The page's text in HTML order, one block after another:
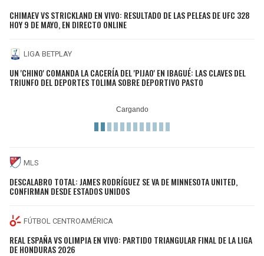
CHIMAEV VS STRICKLAND EN VIVO: RESULTADO DE LAS PELEAS DE UFC 328
HOY 9 DE MAYO, EN DIRECTO ONLINE
LIGA BETPLAY
UN 'CHINO' COMANDA LA CACERÍA DEL 'PIJAO' EN IBAGUÉ: LAS CLAVES DEL
TRIUNFO DEL DEPORTES TOLIMA SOBRE DEPORTIVO PASTO
MLS
DESCALABRO TOTAL: JAMES RODRÍGUEZ SE VA DE MINNESOTA UNITED,
CONFIRMAN DESDE ESTADOS UNIDOS
FÚTBOL CENTROAMÉRICA
REAL ESPAÑA VS OLIMPIA EN VIVO: PARTIDO TRIANGULAR FINAL DE LA LIGA
DE HONDURAS 2026